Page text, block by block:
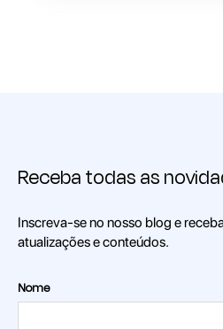
Receba todas as
Inscreva-se no nosso blog e
atualizações e conteúdos.
Nome